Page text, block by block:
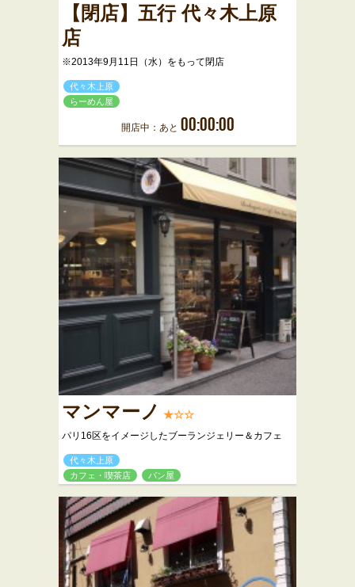
【閉店】五行 代々木上原
店
※2013年9月11日（水）をもって閉店
代々木上原
らーめん屋
開店中：あと 00:00:00
マンマーノ ★☆☆
パリ16区をイメージしたブーランジェリー＆カフェ
代々木上原
カフェ・喫茶店
パン屋